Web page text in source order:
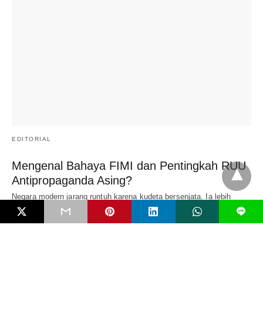
EDITORIAL
Mengenal Bahaya FIMI dan Pentingkah RUU
Antipropaganda Asing?
Negara modern jarang runtuh karena kudeta bersenjata. Ia lebih
sering melemah secara perlahan karena dikikis…
5 bulan ago
L